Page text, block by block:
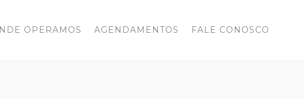
OPERAMOS AGENDAMENTOS FALE CONOSCO